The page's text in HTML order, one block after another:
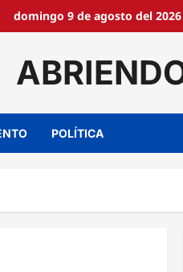
domingo 9 de agosto del 2026
POLÍTICA